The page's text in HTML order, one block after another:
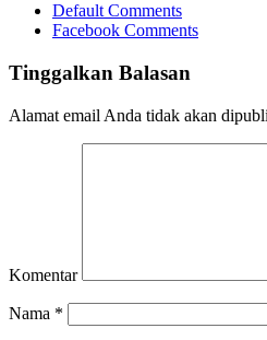
Default Comments
Facebook Comments
Tinggalkan Balasan
Alamat email Anda tidak akan
Komentar
Nama *